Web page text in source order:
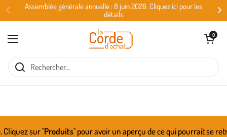
Passer au contenu
Assemblée générale annuelle : 8 juin 2026. Cliquez ici pour les
détails
Ouvrir le menu
Ouvrir le
0
sur ''Produits'' pour avoir un aperçu de ce qui pourrait se